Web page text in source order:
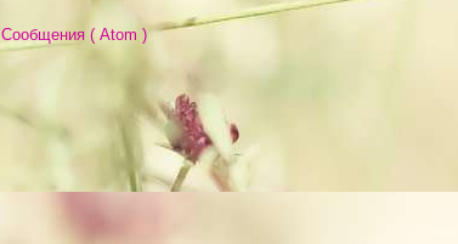
Сообщения ( Atom )